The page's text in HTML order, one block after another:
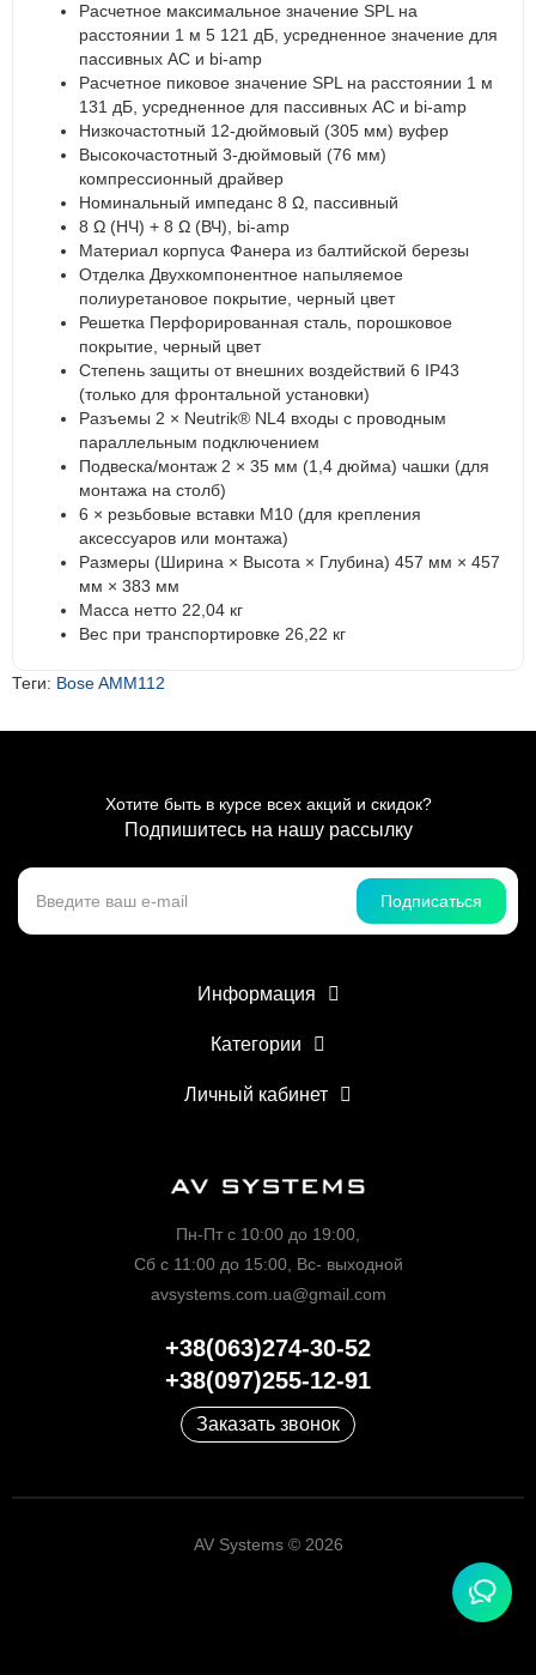
Расчетное максимальное значение SPL на
расстоянии 1 м 5 121 дБ, усредненное значение для
пассивных АС и bi-amp
Расчетное пиковое значение SPL на расстоянии 1 м
131 дБ, усредненное для пассивных АС и bi-amp
Низкочастотный 12-дюймовый (305 мм) вуфер
Высокочастотный 3-дюймовый (76 мм)
компрессионный драйвер
Номинальный импеданс 8 Ω, пассивный
8 Ω (НЧ) + 8 Ω (ВЧ), bi-amp
Материал корпуса Фанера из балтийской березы
Отделка Двухкомпонентное напыляемое
полиуретановое покрытие, черный цвет
Решетка Перфорированная сталь, порошковое
покрытие, черный цвет
Степень защиты от внешних воздействий 6 IP43
(только для фронтальной установки)
Разъемы 2 × Neutrik® NL4 входы с проводным
параллельным подключением
Подвеска/монтаж 2 × 35 мм (1,4 дюйма) чашки (для
монтажа на столб)
6 × резьбовые вставки M10 (для крепления
аксессуаров или монтажа)
Размеры (Ширина × Высота × Глубина) 457 мм × 457
мм × 383 мм
Масса нетто 22,04 кг
Вес при транспортировке 26,22 кг
Теги: Bose AMM112
Хотите быть в курсе всех акций и скидок?
Подпишитесь на нашу рассылку
Подписаться
Информация
Категории
Личный кабинет
Пн-Пт с 10:00 до 19:00,
Сб с 11:00 до 15:00, Вс- выходной
avsystems.com.ua@gmail.com
+38(063)274-30-52
+38(097)255-12-91
Заказать звонок
AV Systems © 2026